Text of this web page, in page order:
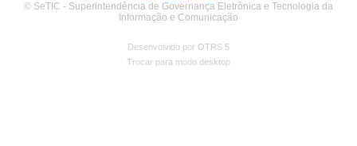
© SeTIC - Superintendência de Governança Eletrônica e Tecnologia da
Informação e Comunicação
Desenvolvido por OTRS 5
Trocar para modo desktop